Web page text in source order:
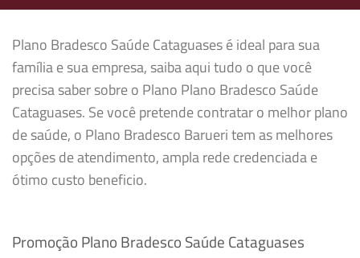
Plano Bradesco Saúde Cataguases é ideal para sua
família e sua empresa, saiba aqui tudo o que você
precisa saber sobre o Plano Plano Bradesco Saúde
Cataguases. Se você pretende contratar o melhor plano
de saúde, o Plano Bradesco Barueri tem as melhores
opções de atendimento, ampla rede credenciada e
ótimo custo beneficio.
Promoção Plano Bradesco Saúde Cataguases